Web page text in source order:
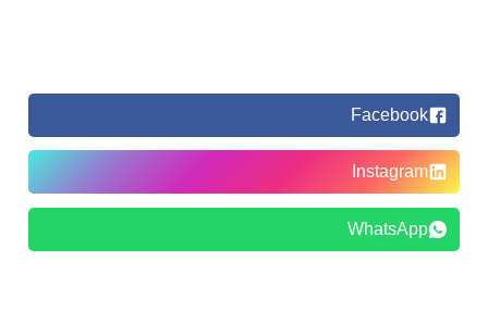
Facebook
Instagram
WhatsApp